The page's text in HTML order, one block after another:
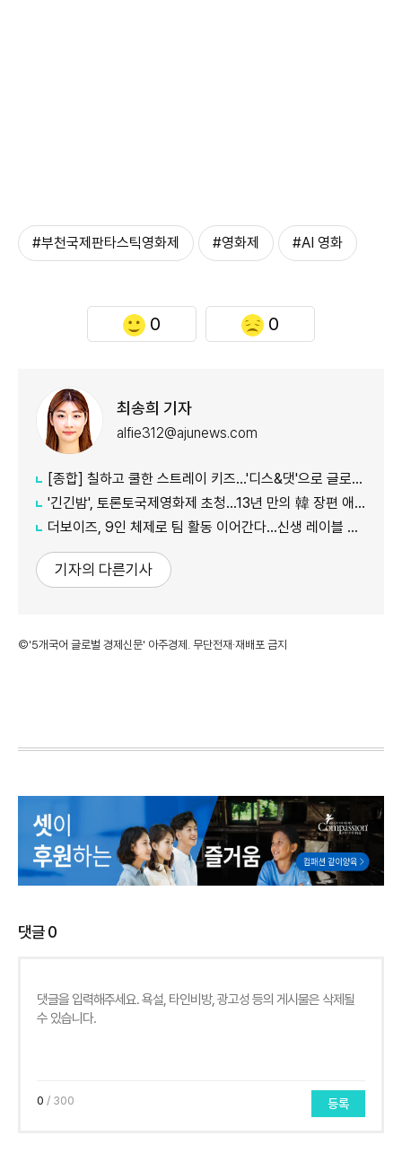
#부천국제판타스틱영화제 #영화제 #AI 영화
0 0
최송희 기자
alfie312@ajunews.com
[종합] 칠하고 쿨한 스트레이 키즈…'디스&댓'으로 글로벌 질주
'긴긴밤', 토론토국제영화제 초청…13년 만의 韓 장편 애니
더보이즈, 9인 체제로 팀 활동 이어간다…신생 레이블 계약 완료
기자의 다른기사
©'5개국어 글로벌 경제신문' 아주경제. 무단전재·재배포 금지
댓글0
0 / 300 등록